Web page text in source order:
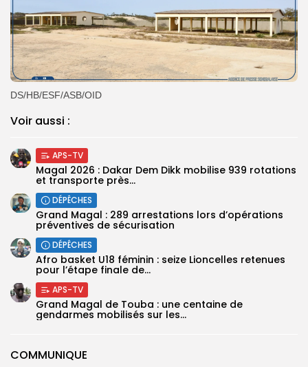
COMMUNIQUE
DS/HB/ESF/ASB/OID
Voir aussi :
APS-TV
Magal 2026 : Dakar Dem Dikk mobilise 939 rotations
et transporte près...
DÉPÊCHES
Grand Magal : 289 arrestations lors d’opérations
préventives de sécurisation
DÉPÊCHES
‎Afro basket U18 féminin : seize Lioncelles retenues
pour l’étape finale de...
APS-TV
Grand Magal de Touba : une centaine de
gendarmes mobilisés sur les...